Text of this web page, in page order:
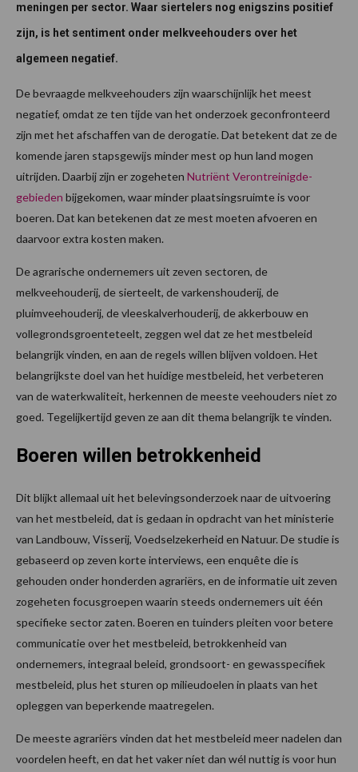
meningen per sector. Waar siertelers nog enigszins positief
zijn, is het sentiment onder melkveehouders over het
algemeen negatief.
De bevraagde melkveehouders zijn waarschijnlijk het meest
negatief, omdat ze ten tijde van het onderzoek geconfronteerd
zijn met het afschaffen van de derogatie. Dat betekent dat ze de
komende jaren stapsgewijs minder mest op hun land mogen
uitrijden. Daarbij zijn er zogeheten Nutriënt Verontreinigde-
gebieden bijgekomen, waar minder plaatsingsruimte is voor
boeren. Dat kan betekenen dat ze mest moeten afvoeren en
daarvoor extra kosten maken.
De agrarische ondernemers uit zeven sectoren, de
melkveehouderij, de sierteelt, de varkenshouderij, de
pluimveehouderij, de vleeskalverhouderij, de akkerbouw en
vollegrondsgroenteteelt, zeggen wel dat ze het mestbeleid
belangrijk vinden, en aan de regels willen blijven voldoen. Het
belangrijkste doel van het huidige mestbeleid, het verbeteren
van de waterkwaliteit, herkennen de meeste veehouders niet zo
goed. Tegelijkertijd geven ze aan dit thema belangrijk te vinden.
Boeren willen betrokkenheid
Dit blijkt allemaal uit het belevingsonderzoek naar de uitvoering
van het mestbeleid, dat is gedaan in opdracht van het ministerie
van Landbouw, Visserij, Voedselzekerheid en Natuur. De studie is
gebaseerd op zeven korte interviews, een enquête die is
gehouden onder honderden agrariërs, en de informatie uit zeven
zogeheten focusgroepen waarin steeds ondernemers uit één
specifieke sector zaten. Boeren en tuinders pleiten voor betere
communicatie over het mestbeleid, betrokkenheid van
ondernemers, integraal beleid, grondsoort- en gewasspecifiek
mestbeleid, plus het sturen op milieudoelen in plaats van het
opleggen van beperkende maatregelen.
De meeste agrariërs vinden dat het mestbeleid meer nadelen dan
voordelen heeft, en dat het vaker níet dan wél nuttig is voor hun